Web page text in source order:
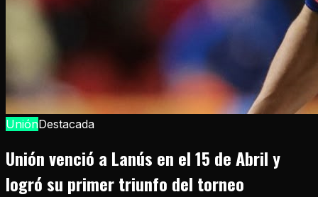
UniónDestacada
Unión venció a Lanús en el 15 de Abril y
logró su primer triunfo del torneo